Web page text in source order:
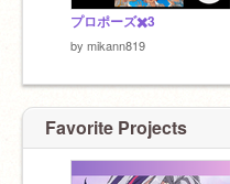
プロポーズ✖️3
by mikann819
Favorite Projects